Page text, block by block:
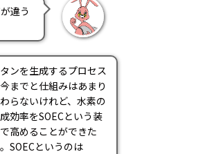
違う
ンを生成するプロセス
までと仕組みはあまり
らないけれど、水素の
効率をSOECという装
高めることができた
SOECというのは